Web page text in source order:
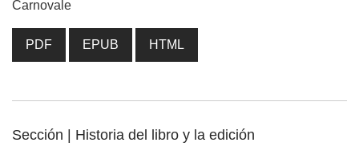
Carnovale
PDF EPUB HTML
Sección | Historia del libro y la edición